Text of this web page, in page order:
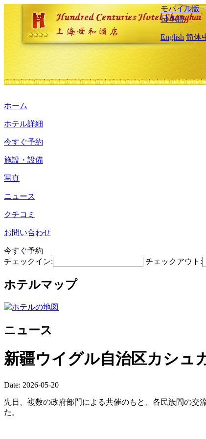
モバイル版
日本語
English 简体
ホーム
ホテル詳細
今すぐ予約
施設・設備
写真
ニュース
クチコミ
お問い合わせ
今すぐ予約
チェックイン:
チェックアウト:
ホテルマップ
ニュース
新疆ウイグル自治区カシュ
Date: 2026-05-20
先日、複数の政府部門による共催のもと、各民族間の交
た。